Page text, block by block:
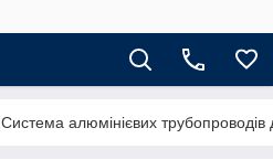
Система алюмінієвих трубопроводів